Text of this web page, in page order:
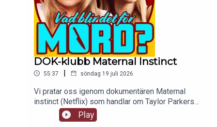
DOK-klubb Maternal Instinct
55:37 | söndag 19 juli 2026
Vi pratar oss igenom dokumentären Maternal
instinct (Netflix) som handlar om Taylor Parkers
liv och leverne, hon är verkligen lite sådär den
tjejen. tw: en hel jävla massa grejer
Play